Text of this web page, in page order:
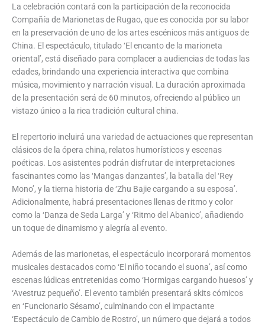
La celebración contará con la participación de la reconocida
Compañía de Marionetas de Rugao, que es conocida por su labor
en la preservación de uno de los artes escénicos más antiguos de
China. El espectáculo, titulado ‘El encanto de la marioneta
oriental’, está diseñado para complacer a audiencias de todas las
edades, brindando una experiencia interactiva que combina
música, movimiento y narración visual. La duración aproximada
de la presentación será de 60 minutos, ofreciendo al público un
vistazo único a la rica tradición cultural china.
El repertorio incluirá una variedad de actuaciones que representan
clásicos de la ópera china, relatos humorísticos y escenas
poéticas. Los asistentes podrán disfrutar de interpretaciones
fascinantes como las ‘Mangas danzantes’, la batalla del ‘Rey
Mono’, y la tierna historia de ‘Zhu Bajie cargando a su esposa’.
Adicionalmente, habrá presentaciones llenas de ritmo y color
como la ‘Danza de Seda Larga’ y ‘Ritmo del Abanico’, añadiendo
un toque de dinamismo y alegría al evento.
Además de las marionetas, el espectáculo incorporará momentos
musicales destacados como ‘El niño tocando el suona’, así como
escenas lúdicas entretenidas como ‘Hormigas cargando huesos’ y
‘Avestruz pequeño’. El evento también presentará skits cómicos
en ‘Funcionario Sésamo’, culminando con el impactante
‘Espectáculo de Cambio de Rostro’, un número que dejará a todos